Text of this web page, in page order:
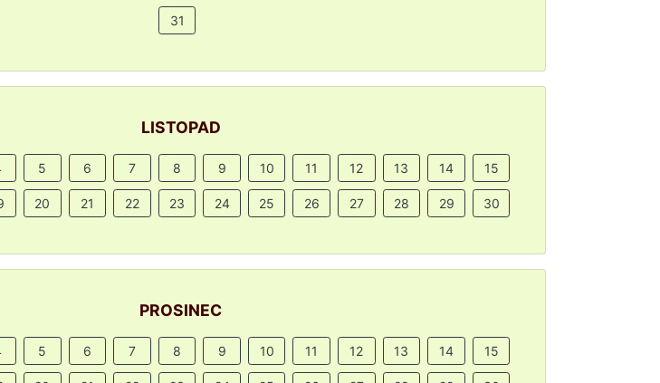
31
LISTOPAD
5 6 7 8 9 10 11 12 13 14 15
20 21 22 23 24 25 26 27 28 29 30
PROSINEC
5 6 7 8 9 10 11 12 13 14 15